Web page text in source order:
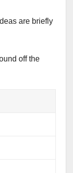
are briefly
off the